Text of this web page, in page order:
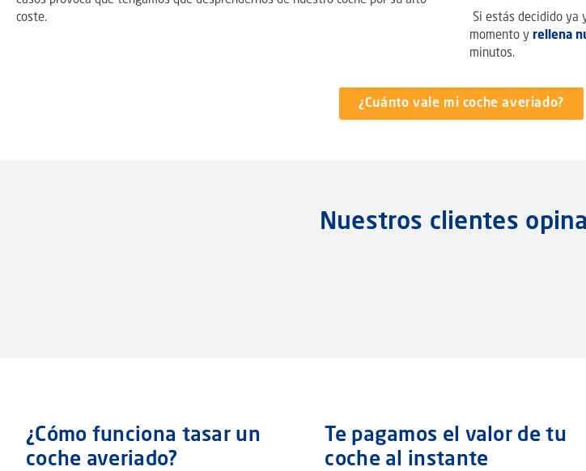
coste.
Si estás decidido ya
momento y rellena
minutos.
¿Cuánto vale mi coche averiado?
Nuestros clientes
¿Cómo funciona tasar un
coche averiado?
Te pagamos el valor de tu
coche al instante